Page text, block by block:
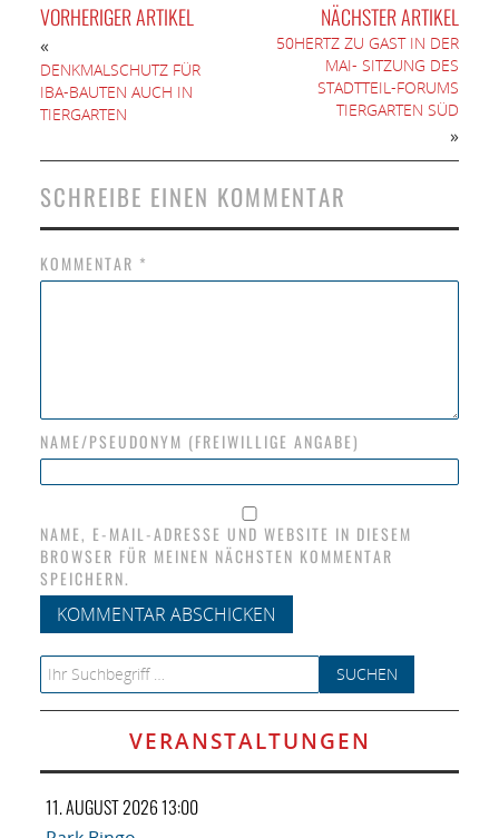
VORHERIGER ARTIKEL
«
DENKMALSCHUTZ FÜR
IBA-BAUTEN AUCH IN
TIERGARTEN
NÄCHSTER ARTIKEL
50HERTZ ZU GAST IN DER
MAI- SITZUNG DES
STADTTEIL-FORUMS
TIERGARTEN SÜD
»
SCHREIBE EINEN KOMMENTAR
KOMMENTAR *
NAME/PSEUDONYM (FREIWILLIGE ANGABE)
NAME, E-MAIL-ADRESSE UND WEBSITE IN DIESEM
BROWSER FÜR MEINEN NÄCHSTEN KOMMENTAR
SPEICHERN.
Search for:
VERANSTALTUNGEN
11. AUGUST 2026 13:00